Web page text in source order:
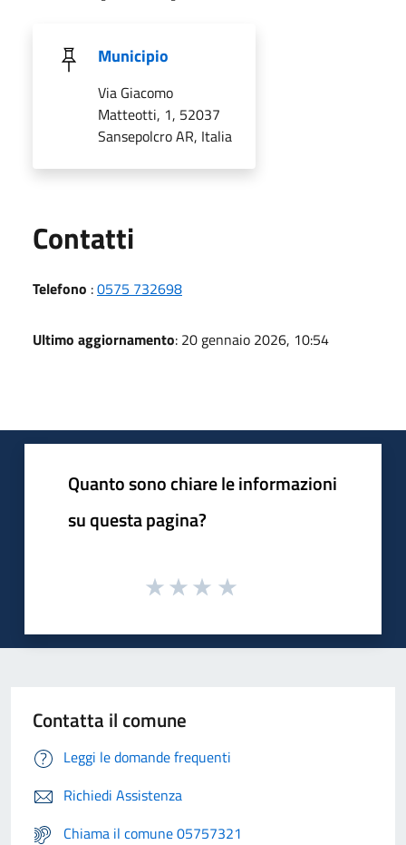
Municipio
Via Giacomo
Matteotti, 1, 52037
Sansepolcro AR, Italia
Contatti
Telefono :0575 732698
Ultimo aggiornamento: 20 gennaio 2026, 10:54
Quanto sono chiare le informazioni
su questa pagina?
Contatta il comune
Leggi le domande frequenti
Richiedi Assistenza
Chiama il comune 05757321